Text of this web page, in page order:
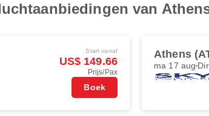
van
Start vanaf
US$ 149.66
Prijs/Pax
Boek
Athens
ma 17 aug